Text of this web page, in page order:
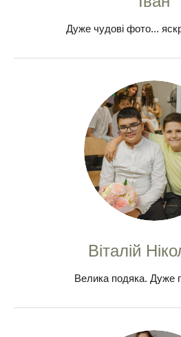
Дуже чудові фото...
Віталій
Велика подяка. Дуже